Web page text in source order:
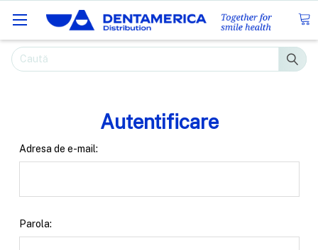
Caută
Autentificare
Adresa de e-mail:
Parola: